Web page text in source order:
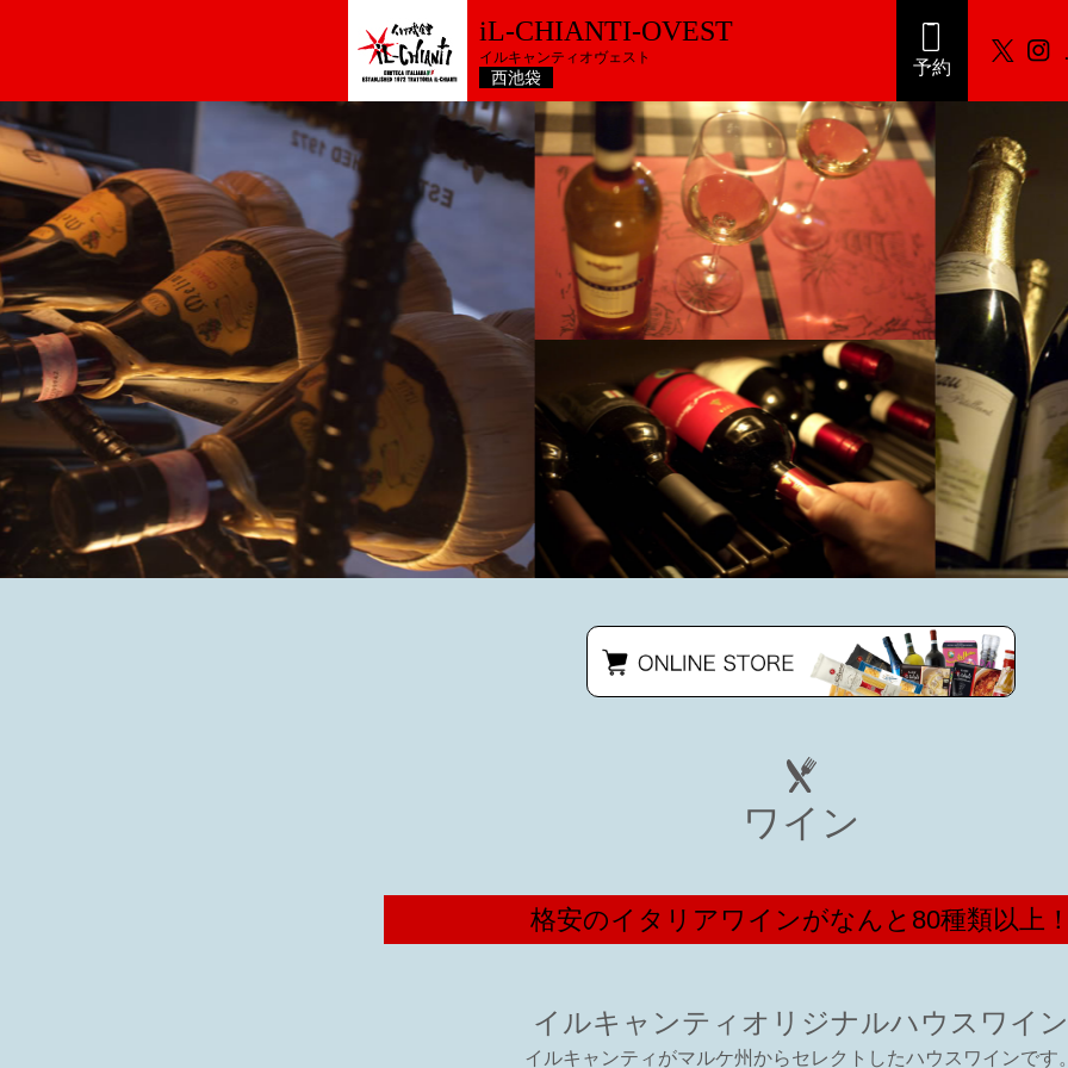
iL-CHIANTI-OVEST
イルキャンティオヴェスト
西池袋 予約
ワイン
格安のイタリアワインがなんと80種類以上
イルキャンティオリジナルハウスワイン
イルキャンティがマルケ州からセレクトしたハウスワインです